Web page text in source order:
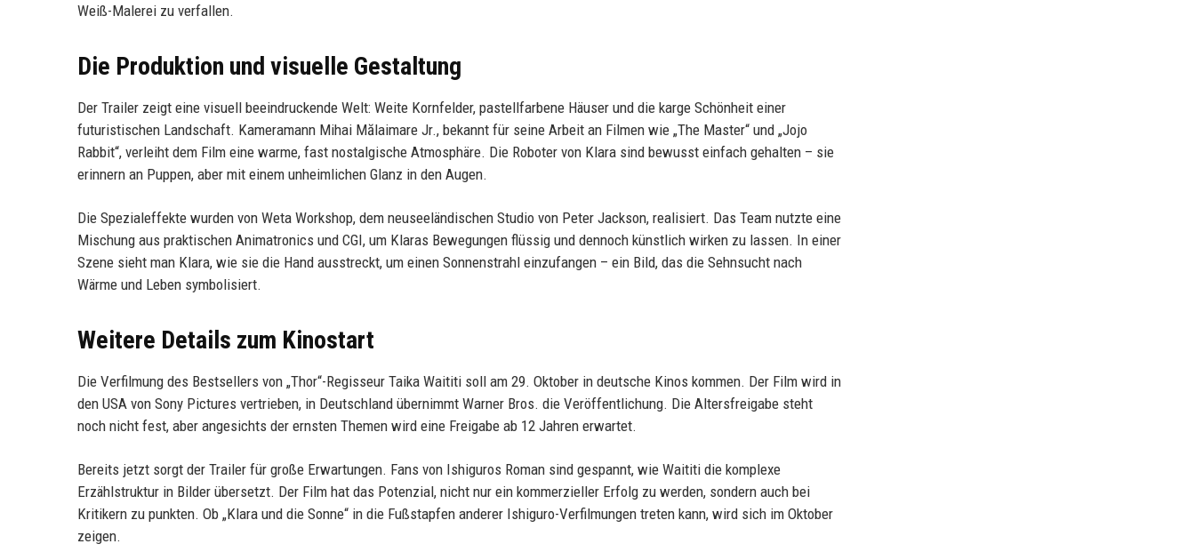
Weiß-Malerei zu verfallen.
Die Produktion und visuelle Gestaltung
Der Trailer zeigt eine visuell beeindruckende Welt: Weite Kornfelder, pastellfarbene Häuser und die karge Schönheit einer
futuristischen Landschaft. Kameramann Mihai Mălaimare Jr., bekannt für seine Arbeit an Filmen wie „The Master“ und „Jojo
Rabbit“, verleiht dem Film eine warme, fast nostalgische Atmosphäre. Die Roboter von Klara sind bewusst einfach gehalten – sie
erinnern an Puppen, aber mit einem unheimlichen Glanz in den Augen.
Die Spezialeffekte wurden von Weta Workshop, dem neuseeländischen Studio von Peter Jackson, realisiert. Das Team nutzte eine
Mischung aus praktischen Animatronics und CGI, um Klaras Bewegungen flüssig und dennoch künstlich wirken zu lassen. In einer
Szene sieht man Klara, wie sie die Hand ausstreckt, um einen Sonnenstrahl einzufangen – ein Bild, das die Sehnsucht nach
Wärme und Leben symbolisiert.
Weitere Details zum Kinostart
Die Verfilmung des Bestsellers von „Thor“-Regisseur Taika Waititi soll am 29. Oktober in deutsche Kinos kommen. Der Film wird in
den USA von Sony Pictures vertrieben, in Deutschland übernimmt Warner Bros. die Veröffentlichung. Die Altersfreigabe steht
noch nicht fest, aber angesichts der ernsten Themen wird eine Freigabe ab 12 Jahren erwartet.
Bereits jetzt sorgt der Trailer für große Erwartungen. Fans von Ishiguros Roman sind gespannt, wie Waititi die komplexe
Erzählstruktur in Bilder übersetzt. Der Film hat das Potenzial, nicht nur ein kommerzieller Erfolg zu werden, sondern auch bei
Kritikern zu punkten. Ob „Klara und die Sonne“ in die Fußstapfen anderer Ishiguro-Verfilmungen treten kann, wird sich im Oktober
zeigen.